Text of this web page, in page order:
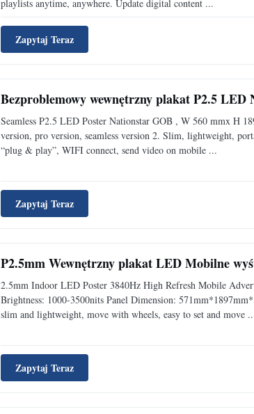
playlists anytime, anywhere. Update digital content ...
Zapytaj Teraz
Bezproblemowy wewnętrzny plakat P2.5
Seamless P2.5 LED Poster Nationstar GOB , W 560 mmx H
version, pro version, seamless version 2. Slim, lightweight,
“plug & play”, WIFI connect, send video on mobile ...
Zapytaj Teraz
P2.5mm Wewnętrzny plakat LED Mobilne
2.5mm Indoor LED Poster 3840Hz High Refresh Mobile
Brightness: 1000-3500nits Panel Dimension:
slim and lightweight, move with wheels, easy to set and move
Zapytaj Teraz